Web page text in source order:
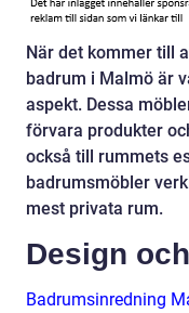
När det kommer till
badrum i Malmö är
aspekt. Dessa
förvara produkter
också till rummets
badrumsmöbler
mest privata rum.
Design
Badrumsinredning